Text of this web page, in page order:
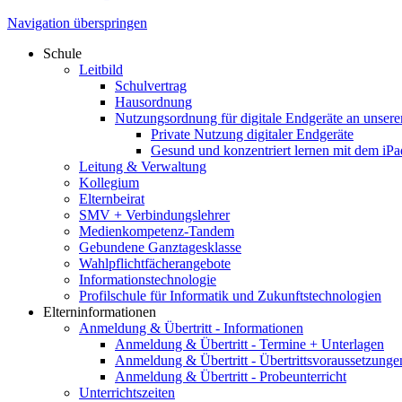
Navigation überspringen
Schule
Leitbild
Schulvertrag
Hausordnung
Nutzungsordnung für digitale Endgeräte an
Private Nutzung digitaler Endgeräte
Gesund und konzentriert lernen mit dem
Leitung & Verwaltung
Kollegium
Elternbeirat
SMV + Verbindungslehrer
Medienkompetenz-Tandem
Gebundene Ganztagesklasse
Wahlpflichtfächerangebote
Informationstechnologie
Profilschule für Informatik und Zukunftstechnologien
Elterninformationen
Anmeldung & Übertritt - Informationen
Anmeldung & Übertritt - Termine + Unterlagen
Anmeldung & Übertritt -
Anmeldung & Übertritt - Probeunterricht
Unterrichtszeiten